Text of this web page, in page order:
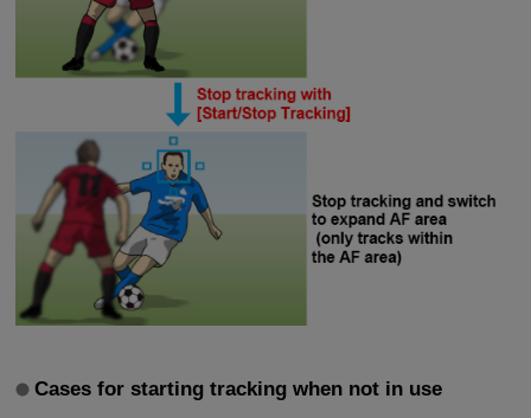
Cases for starting tracking when not in use